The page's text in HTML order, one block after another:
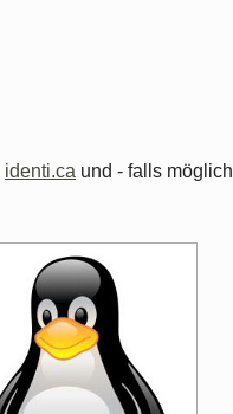
identi.ca und - falls möglich